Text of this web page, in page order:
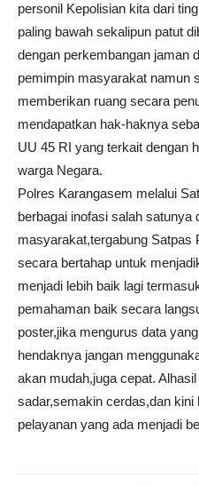
personil Kepolisian kita dari
paling bawah sekalipun patut
dengan perkembangan jaman
pemimpin masyarakat namun
memberikan ruang secara
mendapatkan hak-haknya
UU 45 RI yang terkait dengan
warga Negara.
Polres Karangasem melalui
berbagai inofasi salah satunya
masyarakat,tergabung Satpas
secara bertahap untuk
menjadi lebih baik lagi
pemahaman baik secara
poster,jika mengurus data
hendaknya jangan
akan mudah,juga cepat.
sadar,semakin cerdas,dan kini
pelayanan yang ada menjadi